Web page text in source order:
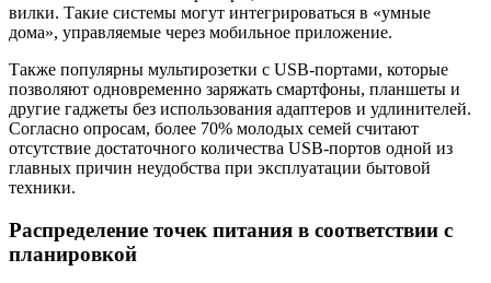
вилки. Такие системы могут интегрироваться в «умные
дома», управляемые через мобильное приложение.
Также популярны мультирозетки с USB-портами, которые
позволяют одновременно заряжать смартфоны, планшеты и
другие гаджеты без использования адаптеров и удлинителей.
Согласно опросам, более 70% молодых семей считают
отсутствие достаточного количества USB-портов одной из
главных причин неудобства при эксплуатации бытовой
техники.
Распределение точек питания в соответствии с
планировкой